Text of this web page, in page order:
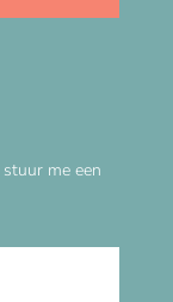
me een